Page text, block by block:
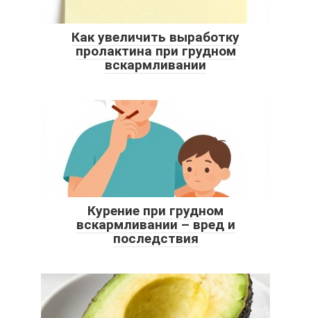
Как увеличить выработку
пролактина при грудном
вскармливании
Курение при грудном
вскармливании – вред и
последствия